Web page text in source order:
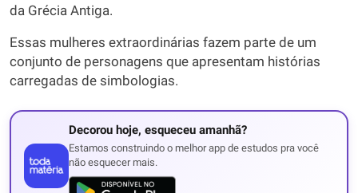
da Grécia Antiga.
Essas mulheres extraordinárias fazem parte de um
conjunto de personagens que apresentam histórias
carregadas de simbologias.
Decorou hoje, esqueceu amanhã?
Estamos construindo o melhor app de estudos pra você
não esquecer mais.